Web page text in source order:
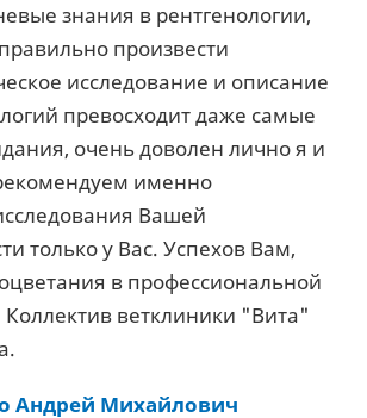
знания в рентгенологии,
произвести
исследование и описание
превосходит даже самые
очень доволен лично я и
именно
Вашей
только у Вас. Успехов Вам,
в профессиональной
Коллектив ветклиники "Вита"
Андрей Михайлович